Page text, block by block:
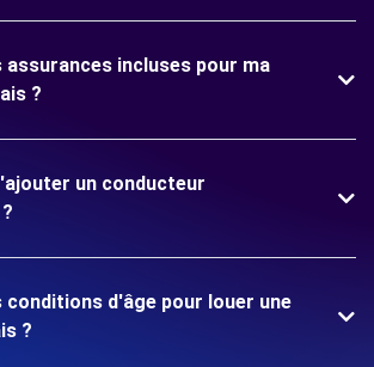
assurances incluses pour ma
?
un conducteur
conditions d'âge pour louer une
?